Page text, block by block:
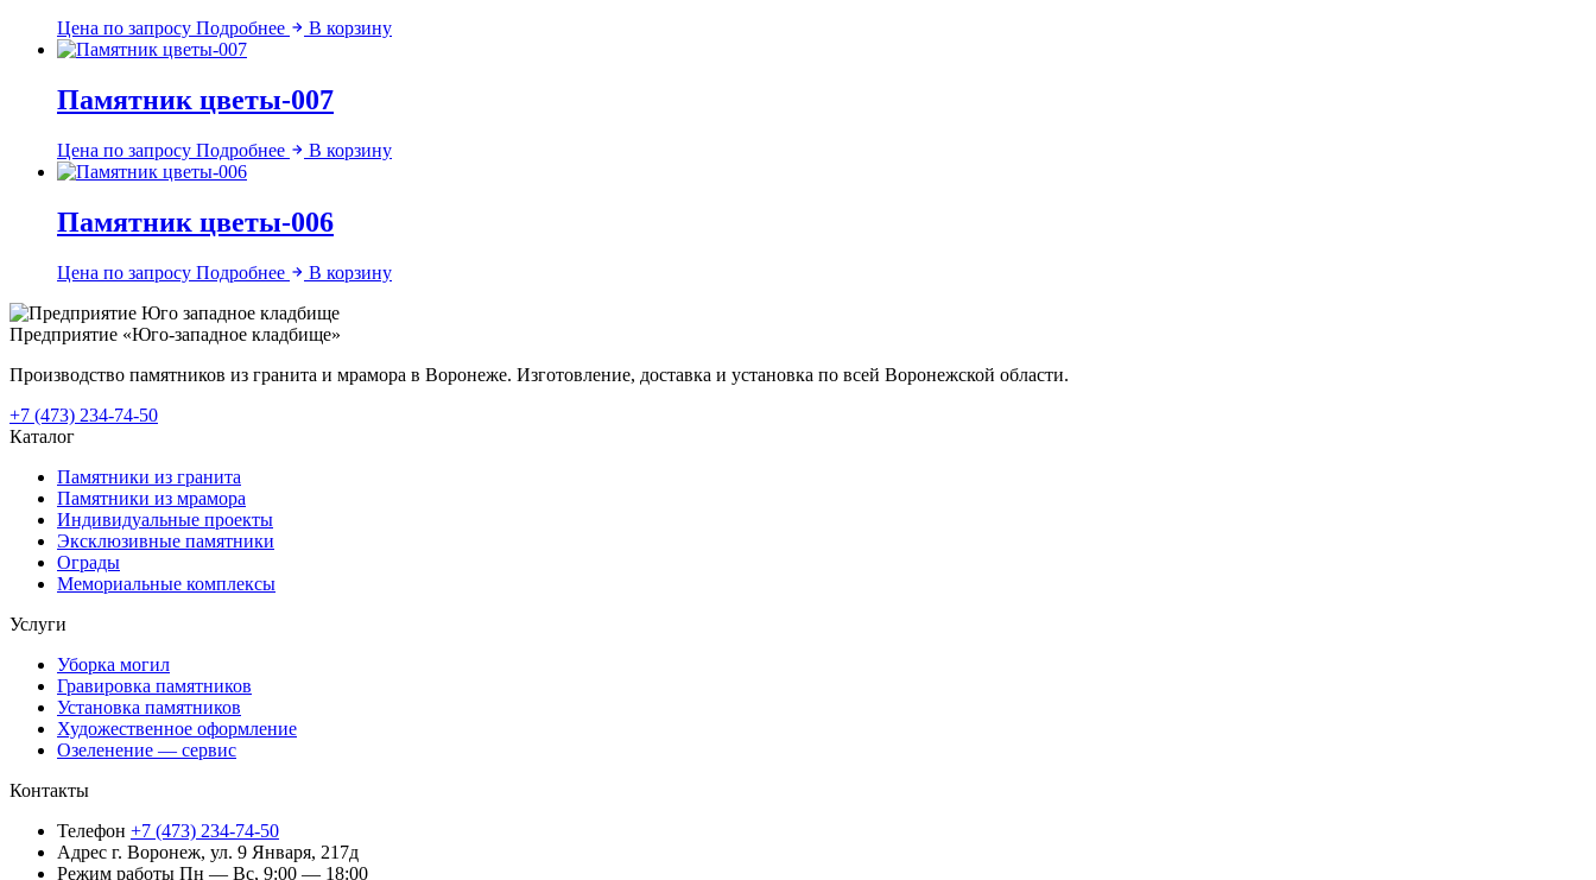
Цена по запросу Подробнее В корзину
Памятник цветы-007
Цена по запросу Подробнее В корзину
Памятник цветы-006
Цена по запросу Подробнее В корзину
Предприятие «Юго-западное кладбище»
Производство памятников из гранита и мрамора в Воронеже. Изготовление, доставка и установка по всей Воронежской области.
+7 (473) 234-74-50
Каталог
Памятники из гранита
Памятники из мрамора
Индивидуальные проекты
Эксклюзивные памятники
Ограды
Мемориальные комплексы
Услуги
Уборка могил
Гравировка памятников
Установка памятников
Художественное оформление
Озеленение — сервис
Контакты
Телефон +7 (473) 234-74-50
Адрес г. Воронеж, ул. 9 Января, 217д
Режим работы Пн — Вс, 9:00 — 18:00